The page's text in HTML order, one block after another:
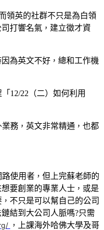
領英的社群不只是為白領
打響名氣 ， 建立徵才資
因為英文不好 ， 總和工作機
12/22（二）如何利用
業務 ， 英文非常精通 ， 也都
路使用者 ， 但上完蘇老師的
要創業的專業人士 ， 或是
， 不只是可以幫自己的公司
結到大公司人脈嗎?只需
，
上課海外哈佛大學及哥